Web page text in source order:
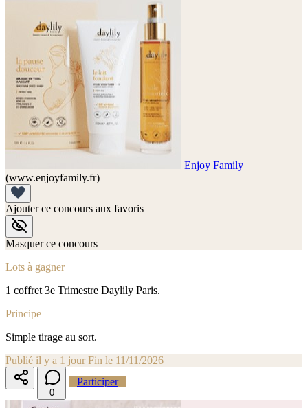
Enjoy Family
(www.enjoyfamily.fr)
Ajouter ce concours aux favoris
Masquer ce concours
Lots à gagner
1 coffret 3e Trimestre Daylily Paris.
Principe
Simple tirage au sort.
Publié il y a 1 jour Fin le 11/11/2026
0
Participer